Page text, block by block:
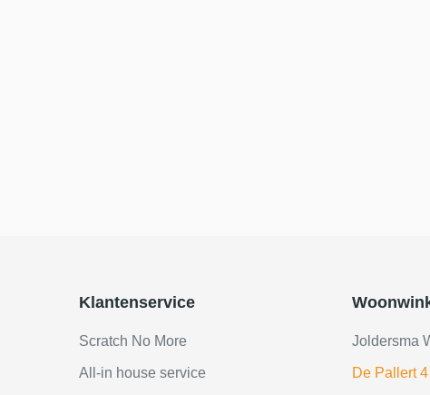
Klantenservice
Scratch No More
All-in house service
Joldersma
De Pallert 4